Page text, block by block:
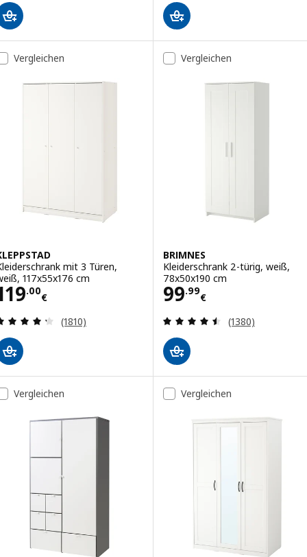
Vergleichen
mit 3 Türen,
117x55x176 cm
.00
€
119.00€
Bewertungen: 4.3 von 5 Sternen. Bewertungen
(1810)
Vergleichen
BRIMNES
Kleiderschrank 2-türig, weiß,
78x50x190 cm
99.99
€
Preis 99.99€
Bewertungen:
(1380)
Vergleichen Vergleichen